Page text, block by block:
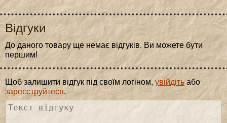
Відгуки
До даного товару ще немає відгуків. Ви можете бути
першим!
Щоб залишити відгук під своїм логіном, увійдітьабо
зареєструйтеся.